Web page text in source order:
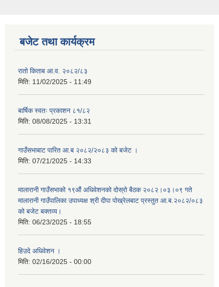
बजेट तथा कार्यक्रम
रातो किताब आ.व. २०८२/८३
मिति: 11/02/2025 - 11:49
बार्षिक स्वतः प्रकाशन ८१/८२
मिति: 08/08/2025 - 13:31
गाउँसभाबाट पारित आ.ब २०८२/२०८३ को बजेट ।
मिति: 07/21/2025 - 14:33
मालारानी गाउँसभाको १९औं अधिवेशनको दोस्रो बैठक २०८२।०३।०९ गते
मालारानी गाउँपालिका उपाध्यक्ष श्री दीपा पोख्रेलबाट प्रस्तुत आ.ब.२०८२/०८३
को बजेट बक्तव्य।
मिति: 06/23/2025 - 18:55
हिउदे अधिवेशन ।
मिति: 02/16/2025 - 00:00